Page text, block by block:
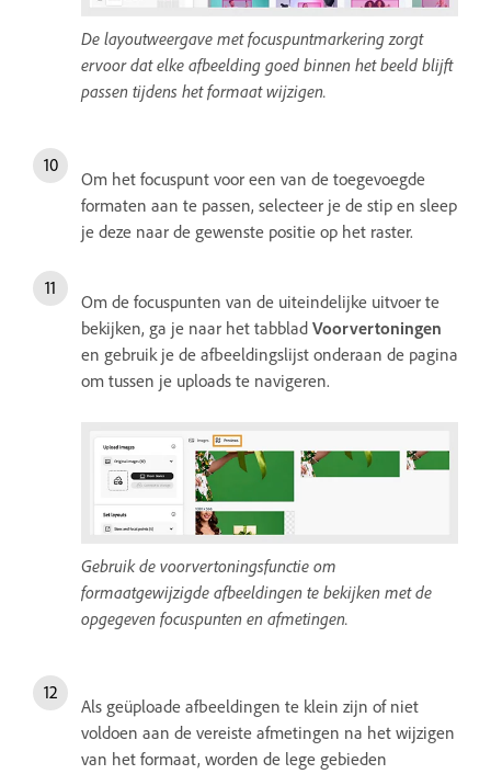
De layoutweergave met focuspuntmarkering zorgt
ervoor dat elke afbeelding goed binnen het beeld blijft
passen tijdens het formaat wijzigen.
Om het focuspunt voor een van de toegevoegde
formaten aan te passen, selecteer je de stip en sleep
je deze naar de gewenste positie op het raster.
Om de focuspunten van de uiteindelijke uitvoer te
bekijken, ga je naar het tabblad Voorvertoningen
en gebruik je de afbeeldingslijst onderaan de pagina
om tussen je uploads te navigeren.
Gebruik de voorvertoningsfunctie om
formaatgewijzigde afbeeldingen te bekijken met de
opgegeven focuspunten en afmetingen.
Als geüploade afbeeldingen te klein zijn of niet
voldoen aan de vereiste afmetingen na het wijzigen
van het formaat, worden de lege gebieden